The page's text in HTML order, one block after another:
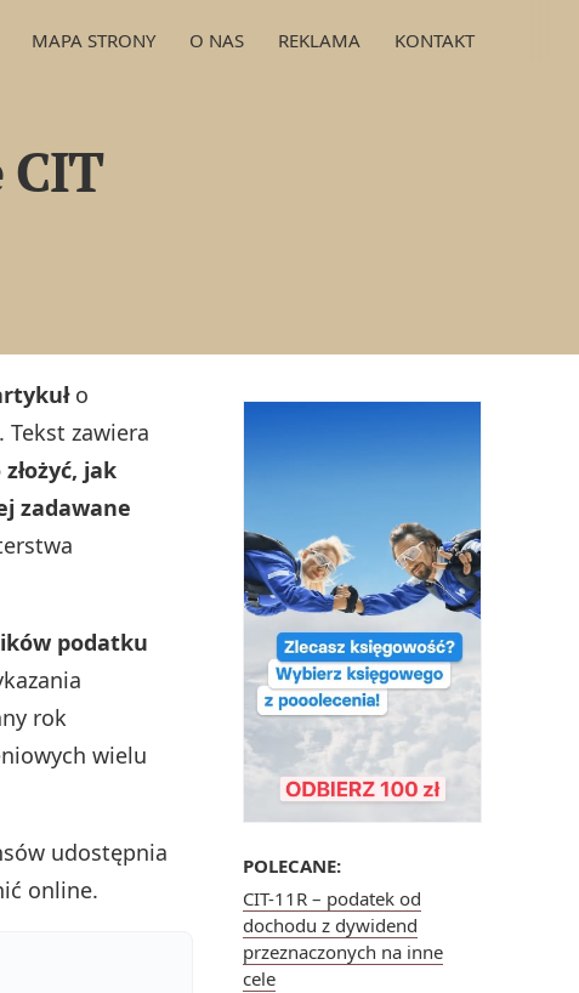
MAPA STRONY O NAS REKLAMA KONTAKT
CIT
POLECANE:
CIT-11R – podatek od
dochodu z dywidend
przeznaczonych na inne
cele
o
zawiera
jak
zadawane
podatku
rok
wielu
udostępnia
online.